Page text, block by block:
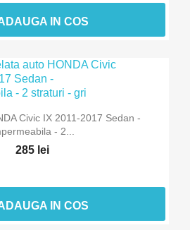
IN COS
Civic IX 2011-2017 Sedan -
- 2...
285 lei
IN COS